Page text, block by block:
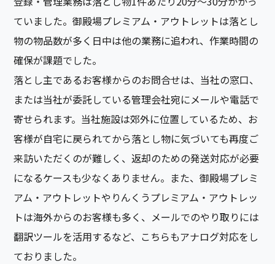
ていました。御殿場プレミアム・アウトレットは落とし
物の物品数が多く日中は他の業務に追われ、作業時間の
確保が課題でした。
落とし主であるお客様からのお問合せは、当社の窓口、
または当社が委託している管理会社宛にメールや電話で
寄せられます。当社施設は郊外に位置しているため、お
客様が自宅に戻られてから落とし物に気づいても再度ご
来訪いただくのが難しく、返却のための発送対応が必要
になるケースも少なくありません。また、御殿場プレミ
アム・アウトレットやりんくうプレミアム・アウトレッ
トは海外からのお客様も多く、メールでのやり取りには
翻訳ツールを活用するなど、こちらもアナログ対応をし
ておりました。